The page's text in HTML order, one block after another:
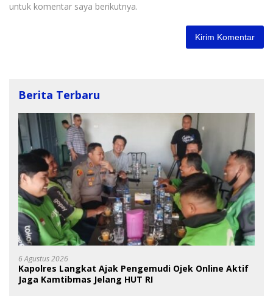
untuk komentar saya berikutnya.
Berita Terbaru
6 Agustus 2026
Kapolres Langkat Ajak Pengemudi Ojek Online Aktif
Jaga Kamtibmas Jelang HUT RI